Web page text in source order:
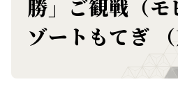
勝」ご観戦（モ
ゾートもてぎ （